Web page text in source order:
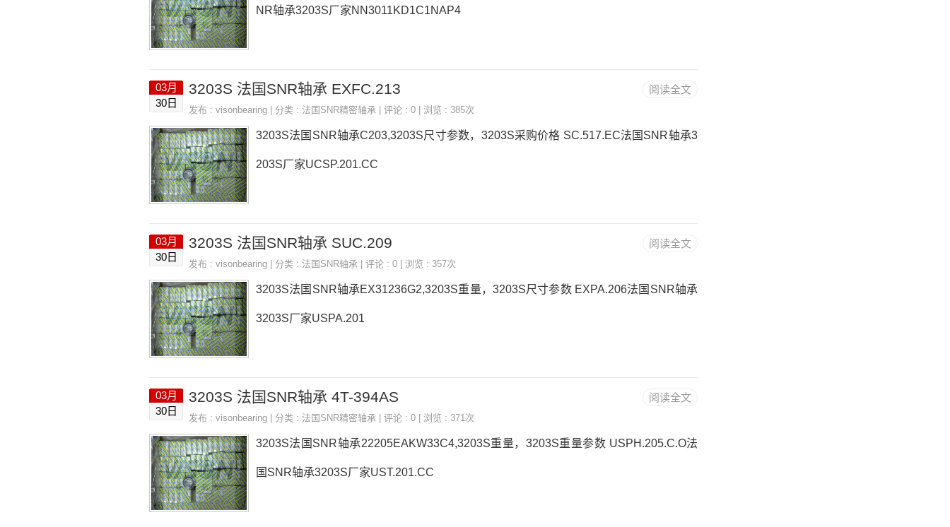
NR轴承3203S厂家NN3011KD1C1NAP4
阅读全文
03月
30日
3203S 法国SNR轴承 EXFC.213
发布 : visonbearing | 分类 : 法国SNR精密轴承 | 评论 : 0 | 浏览 : 385次
3203S法国SNR轴承C203,3203S尺寸参数，3203S采购价格 SC.517.EC法国SNR轴承3
203S厂家UCSP.201.CC
阅读全文
03月
30日
3203S 法国SNR轴承 SUC.209
发布 : visonbearing | 分类 : 法国SNR轴承 | 评论 : 0 | 浏览 : 357次
3203S法国SNR轴承EX31236G2,3203S重量，3203S尺寸参数 EXPA.206法国SNR轴承
3203S厂家USPA.201
阅读全文
03月
30日
3203S 法国SNR轴承 4T-394AS
发布 : visonbearing | 分类 : 法国SNR精密轴承 | 评论 : 0 | 浏览 : 371次
3203S法国SNR轴承22205EAKW33C4,3203S重量，3203S重量参数 USPH.205.C.O法
国SNR轴承3203S厂家UST.201.CC